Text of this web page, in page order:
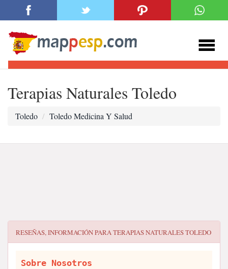
Terapias Naturales Toledo
Toledo Toledo Medicina Y Salud
RESEÑAS, INFORMACIÓN PARATERAPIAS NATURALES TOLEDO
Sobre Nosotros